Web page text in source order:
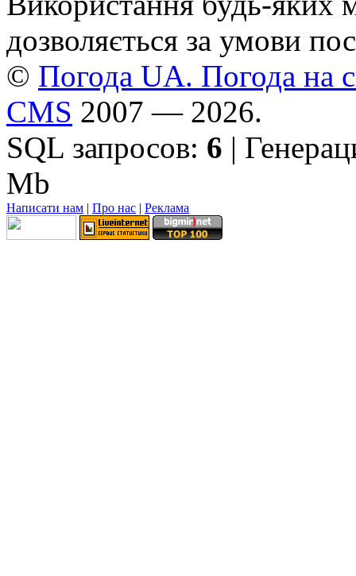
дозволяється за умови
© Погода UA. Погода на
CMS 2007 — 2026.
SQL запросов: 6 |
Mb
Написати нам | Про нас | Реклама